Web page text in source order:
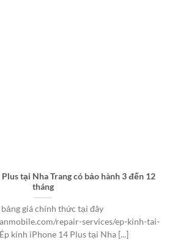
tại Nha Trang có bảo hành 3 đến 12
tháng
bảng giá chính thức tại đây
repair-services/ep-kinh-tai-
kính iPhone 14 Plus tại Nha [...]